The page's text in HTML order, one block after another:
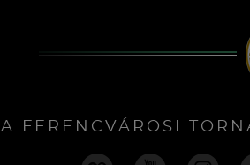
A FERENCVÁROSI